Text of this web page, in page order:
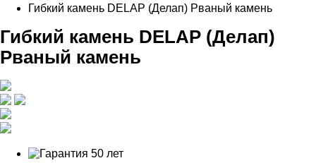
Гибкий камень DELAP (Делап) Рваный камень
Гибкий камень DELAP (Делап)
Рваный камень